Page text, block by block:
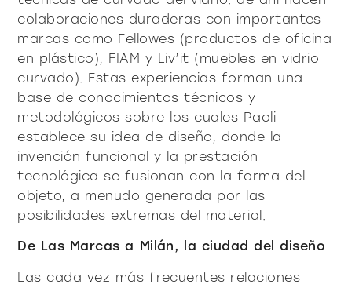
home office
todos los
productos
materioteca
Moderno decidido Moderno suave
Sofisticado decidido Sofisticado suave
Home Office
colaboraciones duraderas con importantes
marcas como Fellowes (productos de oficina
en plástico), FIAM y Liv’it (muebles en vidrio
curvado). Estas experiencias forman una
base de conocimientos técnicos y
metodológicos sobre los cuales Paoli
establece su idea de diseño, donde la
invención funcional y la prestación
tecnológica se fusionan con la forma del
objeto, a menudo generada por las
posibilidades extremas del material.
De Las Marcas a Milán, la ciudad del diseño
Las cada vez más frecuentes relaciones